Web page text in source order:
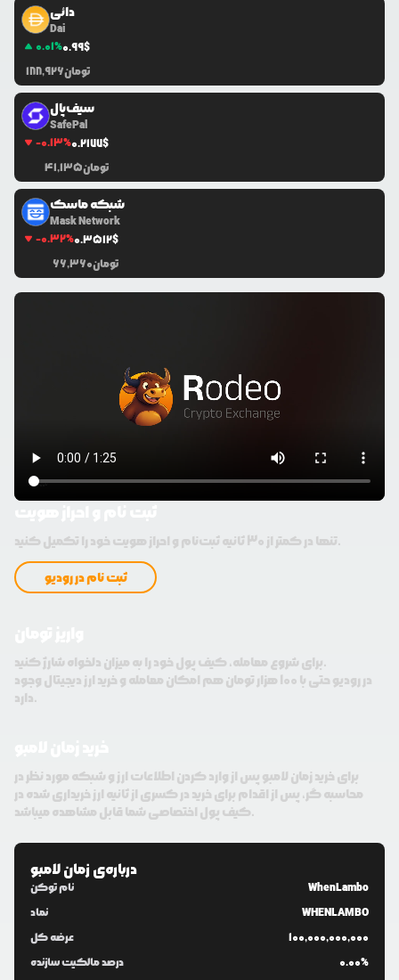
دائی
Dai
0.01%0.99$
188,926تومان
سیف‌پال
SafePal
-0.13%0.2177$
41,135تومان
شبکه ماسک
Mask Network
-0.32%0.3512$
66,360تومان
تنها در کمتر از 30 ثانیه ثبت‌نام و احراز هویت خود را تکمیل کنید.
ثبت نام در رودیو
برای شروع معامله، کیف پول خود را به میزان دلخواه شارژ کنید.
در رودیو حتی با 100 هزار تومان هم امکان معامله و خرید ارز دیجیتال وجود
دارد.
برای خرید زمان لامبو پس از وارد کردن اطلاعات ارز و شبکه مورد نظر در
محاسبه گر، پس از اقدام برای خرید در کسری از ثانیه ارز خریداری شده در
کیف پول اختصاصی شما قابل مشاهده میباشد.
درباره‌ی زمان لامبو
نام توکن
WhenLambo
نماد
WHENLAMBO
عرضه کل
100,000,000,000
درصد مالکیت سازنده
0.00%